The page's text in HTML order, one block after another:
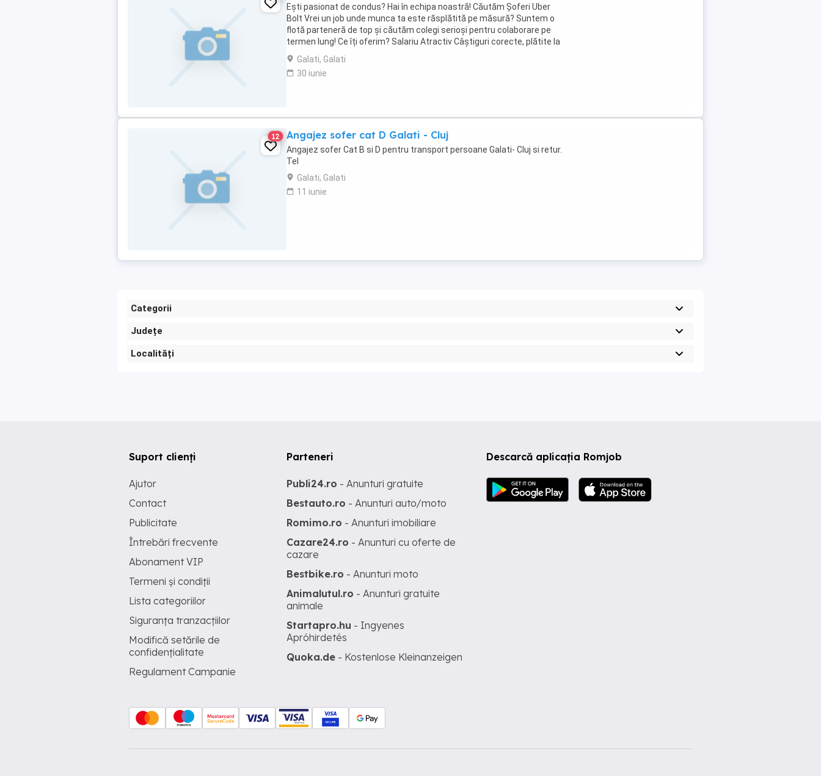
Ești pasionat de condus? Hai în echipa noastră! Căutăm Șoferi Uber
Bolt Vrei un job unde munca ta este răsplătită pe măsură? Suntem o
flotă parteneră de top și căutăm colegi serioși pentru colaborare pe
termen lung! Ce îți oferim? Salariu Atractiv Câștiguri corecte, plătite la
timp. Program Flexibil ...
Galati, Galati
30 iunie
12 Angajez sofer cat D Galati - Cluj
Angajez sofer Cat B si D pentru transport persoane Galati- Cluj si retur.
Tel
Galati, Galati
11 iunie
Categorii
Județe
Localități
Descarcă aplicația Romjob
Suport clienți
Ajutor
Contact
Publicitate
Întrebări frecvente
Abonament VIP
Termeni și condiții
Lista categoriilor
Siguranța tranzacțiilor
Modifică setările de
confidențialitate
Regulament Campanie
Parteneri
Publi24.ro - Anunturi gratuite
Bestauto.ro - Anunturi auto/moto
Romimo.ro - Anunturi imobiliare
Cazare24.ro - Anunturi cu oferte de
cazare
Bestbike.ro - Anunturi moto
Animalutul.ro - Anunturi gratuite
animale
Startapro.hu - Ingyenes
Apróhirdetés
Quoka.de - Kostenlose Kleinanzeigen